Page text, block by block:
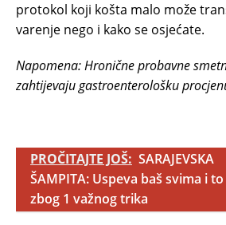
protokol koji košta malo može
varenje nego i kako se osjećate.
Napomena: Hronične probavne
zahtijevaju gastroenterološku
PROČITAJTE JOŠ: SARAJEVSKA
ŠAMPITA: Uspeva baš svima i
zbog 1 važnog trika